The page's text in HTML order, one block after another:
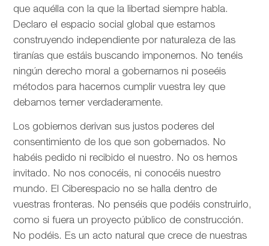
que aquélla con la que la libertad siempre habla.
Declaro el espacio social global que estamos
construyendo independiente por naturaleza de las
tiranías que estáis buscando imponernos. No tenéis
ningún derecho moral a gobernarnos ni poseéis
métodos para hacernos cumplir vuestra ley que
debamos temer verdaderamente.
Los gobiernos derivan sus justos poderes del
consentimiento de los que son gobernados. No
habéis pedido ni recibido el nuestro. No os hemos
invitado. No nos conocéis, ni conocéis nuestro
mundo. El Ciberespacio no se halla dentro de
vuestras fronteras. No penséis que podéis construirlo,
como si fuera un proyecto público de construcción.
No podéis. Es un acto natural que crece de nuestras